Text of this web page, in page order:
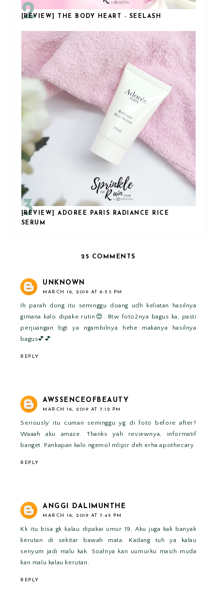
[REVIEW] THE BODY HEART - SEELASH
[REVIEW] ADOREE PARIS RADIANCE RICE
SERUM
25 COMMENTS
UNKNOWN
MARCH 16, 2019 AT 6:53 PM
Ih parah dong itu seminggu doang udh keliatan hasilnya
gimana kalo dipake rutin😍. Btw foto2nya bagus ka, pasti
perjuangan bgt ya ngambilnya hehe makanya hasilnya
bagus💕💕
REPLY
AWSSENCEOFBEAUTY
MARCH 16, 2019 AT 7:12 PM
Seriously itu cuman seminggu yg di foto before after?
Waaah aku amaze. Thanks yah reviewnya, informatif
banget. Pankapan kalo ngemol mlipir deh erha apothecary
REPLY
ANGGI DALIMUNTHE
MARCH 16, 2019 AT 7:45 PM
Kk itu bisa gk kalau dipakai umur 19. Aku juga kak banyak
kerutan di sekitar bawah mata. Kadang tuh ya kalau
senyum jadi malu kak. Soalnya kan uumurku masih muda
kan malu kalau kerutan.
REPLY